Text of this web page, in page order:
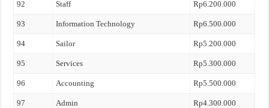
92 Staff Rp6.200.000
93 Information Technology Rp6.500.000
94 Sailor Rp5.200.000
95 Services Rp5.300.000
96 Accounting Rp5.500.000
97 Admin Rp4.300.000